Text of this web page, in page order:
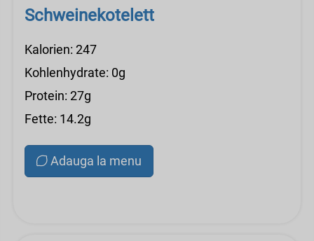
Schweinekotelett
Kalorien: 247
Kohlenhydrate: 0g
Protein: 27g
Fette: 14.2g
Adauga la menu